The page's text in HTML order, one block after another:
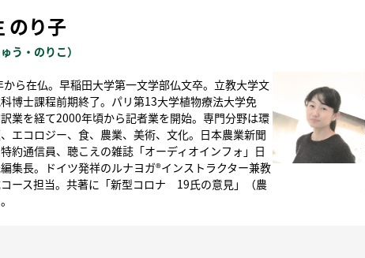
のり子
ゅう・のりこ）
から在仏。早稲田大学第一文学部仏文卒。立教大学文
博士課程前期終了。パリ第13大学植物療法大学免
業を経て2000年頃から記者業を開始。専門分野は環
エコロジー、食、農業、美術、文化。日本農業新聞
約通信員、聴こえの雑誌「オーディオインフォ」日
集長。ドイツ発祥のルナヨガ®インストラクター兼教
ース担当。共著に「新型コロナ 19氏の意見」（農